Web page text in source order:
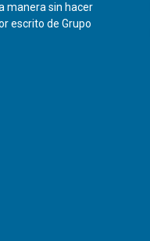
manera sin hacer
escrito de Grupo